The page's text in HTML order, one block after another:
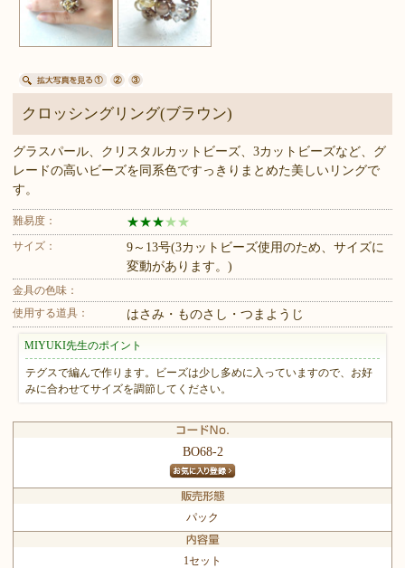
クロッシングリング(ブラウン)
グラスパール、クリスタルカットビーズ、3カットビーズなど、グ
レードの高いビーズを同系色ですっきりまとめた美しいリングで
す。
難易度： ★★★ ★ ★
サイズ：
9～13号(3カットビーズ使用のため、サイズに
変動があります。)
金具の色味：
使用する道具：
はさみ・ものさし・つまようじ
MIYUKI先生のポイント
テグスで編んで作ります。ビーズは少し多めに入っていますので、お好
みに合わせてサイズを調節してください。
BO68-2
パック
1セット